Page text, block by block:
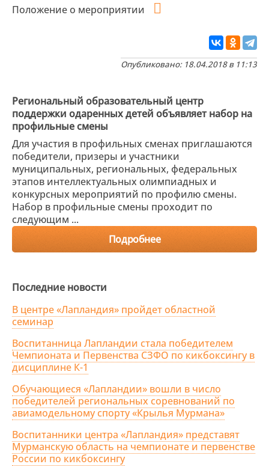
Положение о мероприятии
Опубликовано: 18.04.2018 в 11:13
Региональный образовательный центр
поддержки одаренных детей объявляет набор на
профильные смены
Для участия в профильных сменах приглашаются
победители, призеры и участники
муниципальных, региональных, федеральных
этапов интеллектуальных олимпиадных и
конкурсных мероприятий по профилю смены.
Набор в профильные смены проходит по
следующим ...
Подробнее
Последние новости
В центре «Лапландия» пройдет областной
семинар
Воспитанница Лапландии стала победителем
Чемпионата и Первенства СЗФО по кикбоксингу в
дисциплине К-1
Обучающиеся «Лапландии» вошли в число
победителей региональных соревнований по
авиамодельному спорту «Крылья Мурмана»
Воспитанники центра «Лапландия» представят
Мурманскую область на чемпионате и первенстве
России по кикбоксингу